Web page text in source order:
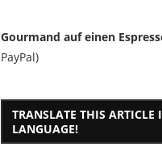
Gourmand auf einen
PayPal)
TRANSLATE THIS ARTICLE
LANGUAGE!